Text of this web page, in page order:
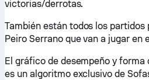
victorias/derrotas.
También están todos los partidos
Peiro Serrano que van a jugar en
El gráfico de desempeño y forma
es un algoritmo exclusivo de